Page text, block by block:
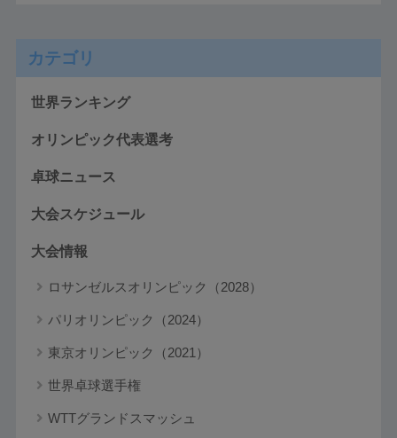
カテゴリ
世界ランキング
オリンピック代表選考
卓球ニュース
大会スケジュール
大会情報
ロサンゼルスオリンピック（2028）
パリオリンピック（2024）
東京オリンピック（2021）
世界卓球選手権
WTTグランドスマッシュ